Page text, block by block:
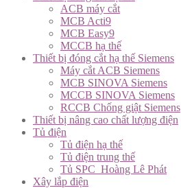
ACB máy cắt
MCB Acti9
MCB Easy9
MCCB hạ thế
Thiết bị đóng cắt hạ thế Siemens
Máy cắt ACB Siemens
MCB SINOVA Siemens
MCCB SINOVA Siemens
RCCB Chống giật Siemens
Thiết bị nâng cao chất lượng điện
Tủ điện
Tủ điện hạ thế
Tủ điện trung thế
Tủ SPC_Hoàng Lê Phát
Xây lắp điện